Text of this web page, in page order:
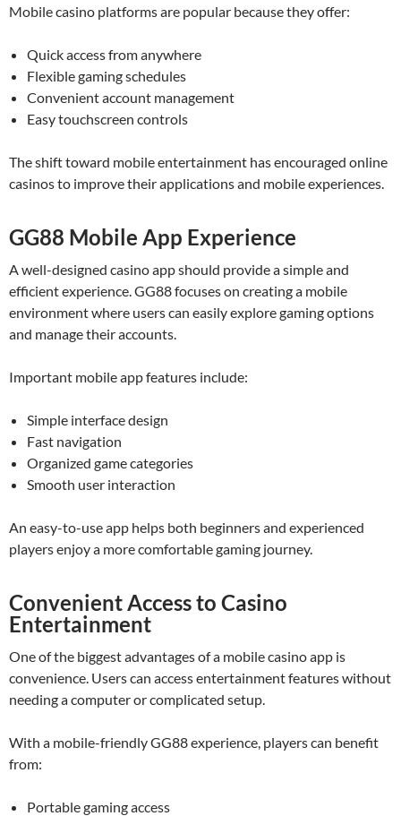
Mobile casino platforms are popular because they offer:
Quick access from anywhere
Flexible gaming schedules
Convenient account management
Easy touchscreen controls
The shift toward mobile entertainment has encouraged online
casinos to improve their applications and mobile experiences.
GG88 Mobile App Experience
A well-designed casino app should provide a simple and
efficient experience. GG88 focuses on creating a mobile
environment where users can easily explore gaming options
and manage their accounts.
Important mobile app features include:
Simple interface design
Fast navigation
Organized game categories
Smooth user interaction
An easy-to-use app helps both beginners and experienced
players enjoy a more comfortable gaming journey.
Convenient Access to Casino
Entertainment
One of the biggest advantages of a mobile casino app is
convenience. Users can access entertainment features without
needing a computer or complicated setup.
With a mobile-friendly GG88 experience, players can benefit
from:
Portable gaming access